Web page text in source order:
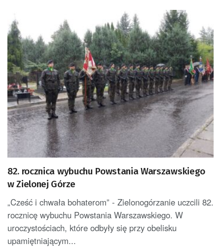
82. rocznica wybuchu Powstania Warszawskiego
w Zielonej Górze
„Cześć i chwała bohaterom” - Zielonogórzanie uczcili 82.
rocznicę wybuchu Powstania Warszawskiego. W
uroczystościach, które odbyły się przy obelisku
upamiętniającym...